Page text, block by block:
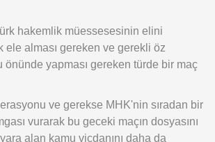
hakemlik müessesesinin elini
ele alması gereken ve gerekli öz
yapması gereken türde bir maç
ve gerekse MHK'nin sıradan bir
vurarak bu geceki maçın dosyasını
alan kamu vicdanını daha da